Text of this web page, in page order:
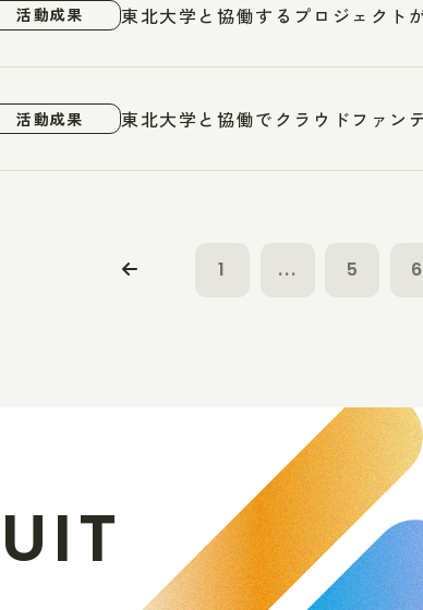
活動成果 東北大学と協働するプロジェクト
活動成果 東北大学と協働でクラウドファン
1 ... 5 6
UIT